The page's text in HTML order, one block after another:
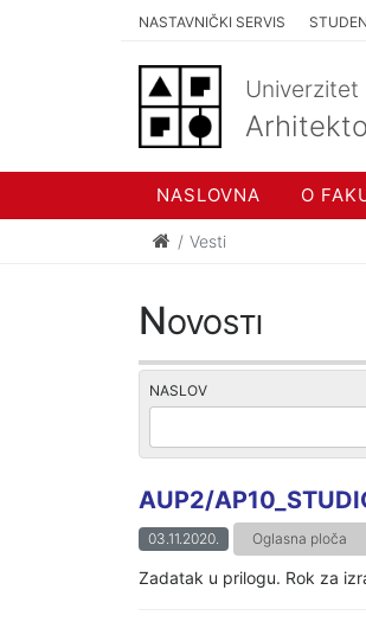
NASTAVNIČKI SERVIS
Univerzitet
NASLOVNA O
Vesti
Novosti
NASLOV
AUP2/
03.11.2020. Oglasna ploča
Zadatak u prilogu. Rok za